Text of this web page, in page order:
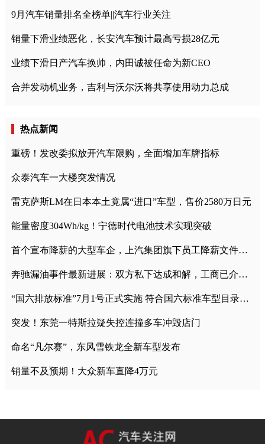
9月汽车销量排名全榜单||汽车行业关注
销量下滑业绩恶化，长安汽车预计最高亏损28亿元
业绩下滑日产汽车换帅，内田诚被任命为新CEO
合并发动机业务，吉利与沃尔沃将共享使用动力总成
热点新闻
重磅！发改委拟放开汽车限购，全面增加车牌指标
众泰汽车一大楼突发情况
雷克萨斯LM在日本本土竟属“进口”车型，售价2580万日元
能量密度304Wh/kg！宁德时代电池技术实现突破
首个宣布降薪的大型车企，上汽集团旗下员工降薪文件曝光
奔驰漏油事件最新进展：双方私下达成和解，工商已介入调查
“国六排放标准”7月1号正式实施 符合国六标准车型目录一览
突发！东莞一特斯拉疑失控连撞多车冲毁店门
命名“凡尔赛”，东风雪铁龙全新车型发布
销量不及预期！大众新车直降4万元